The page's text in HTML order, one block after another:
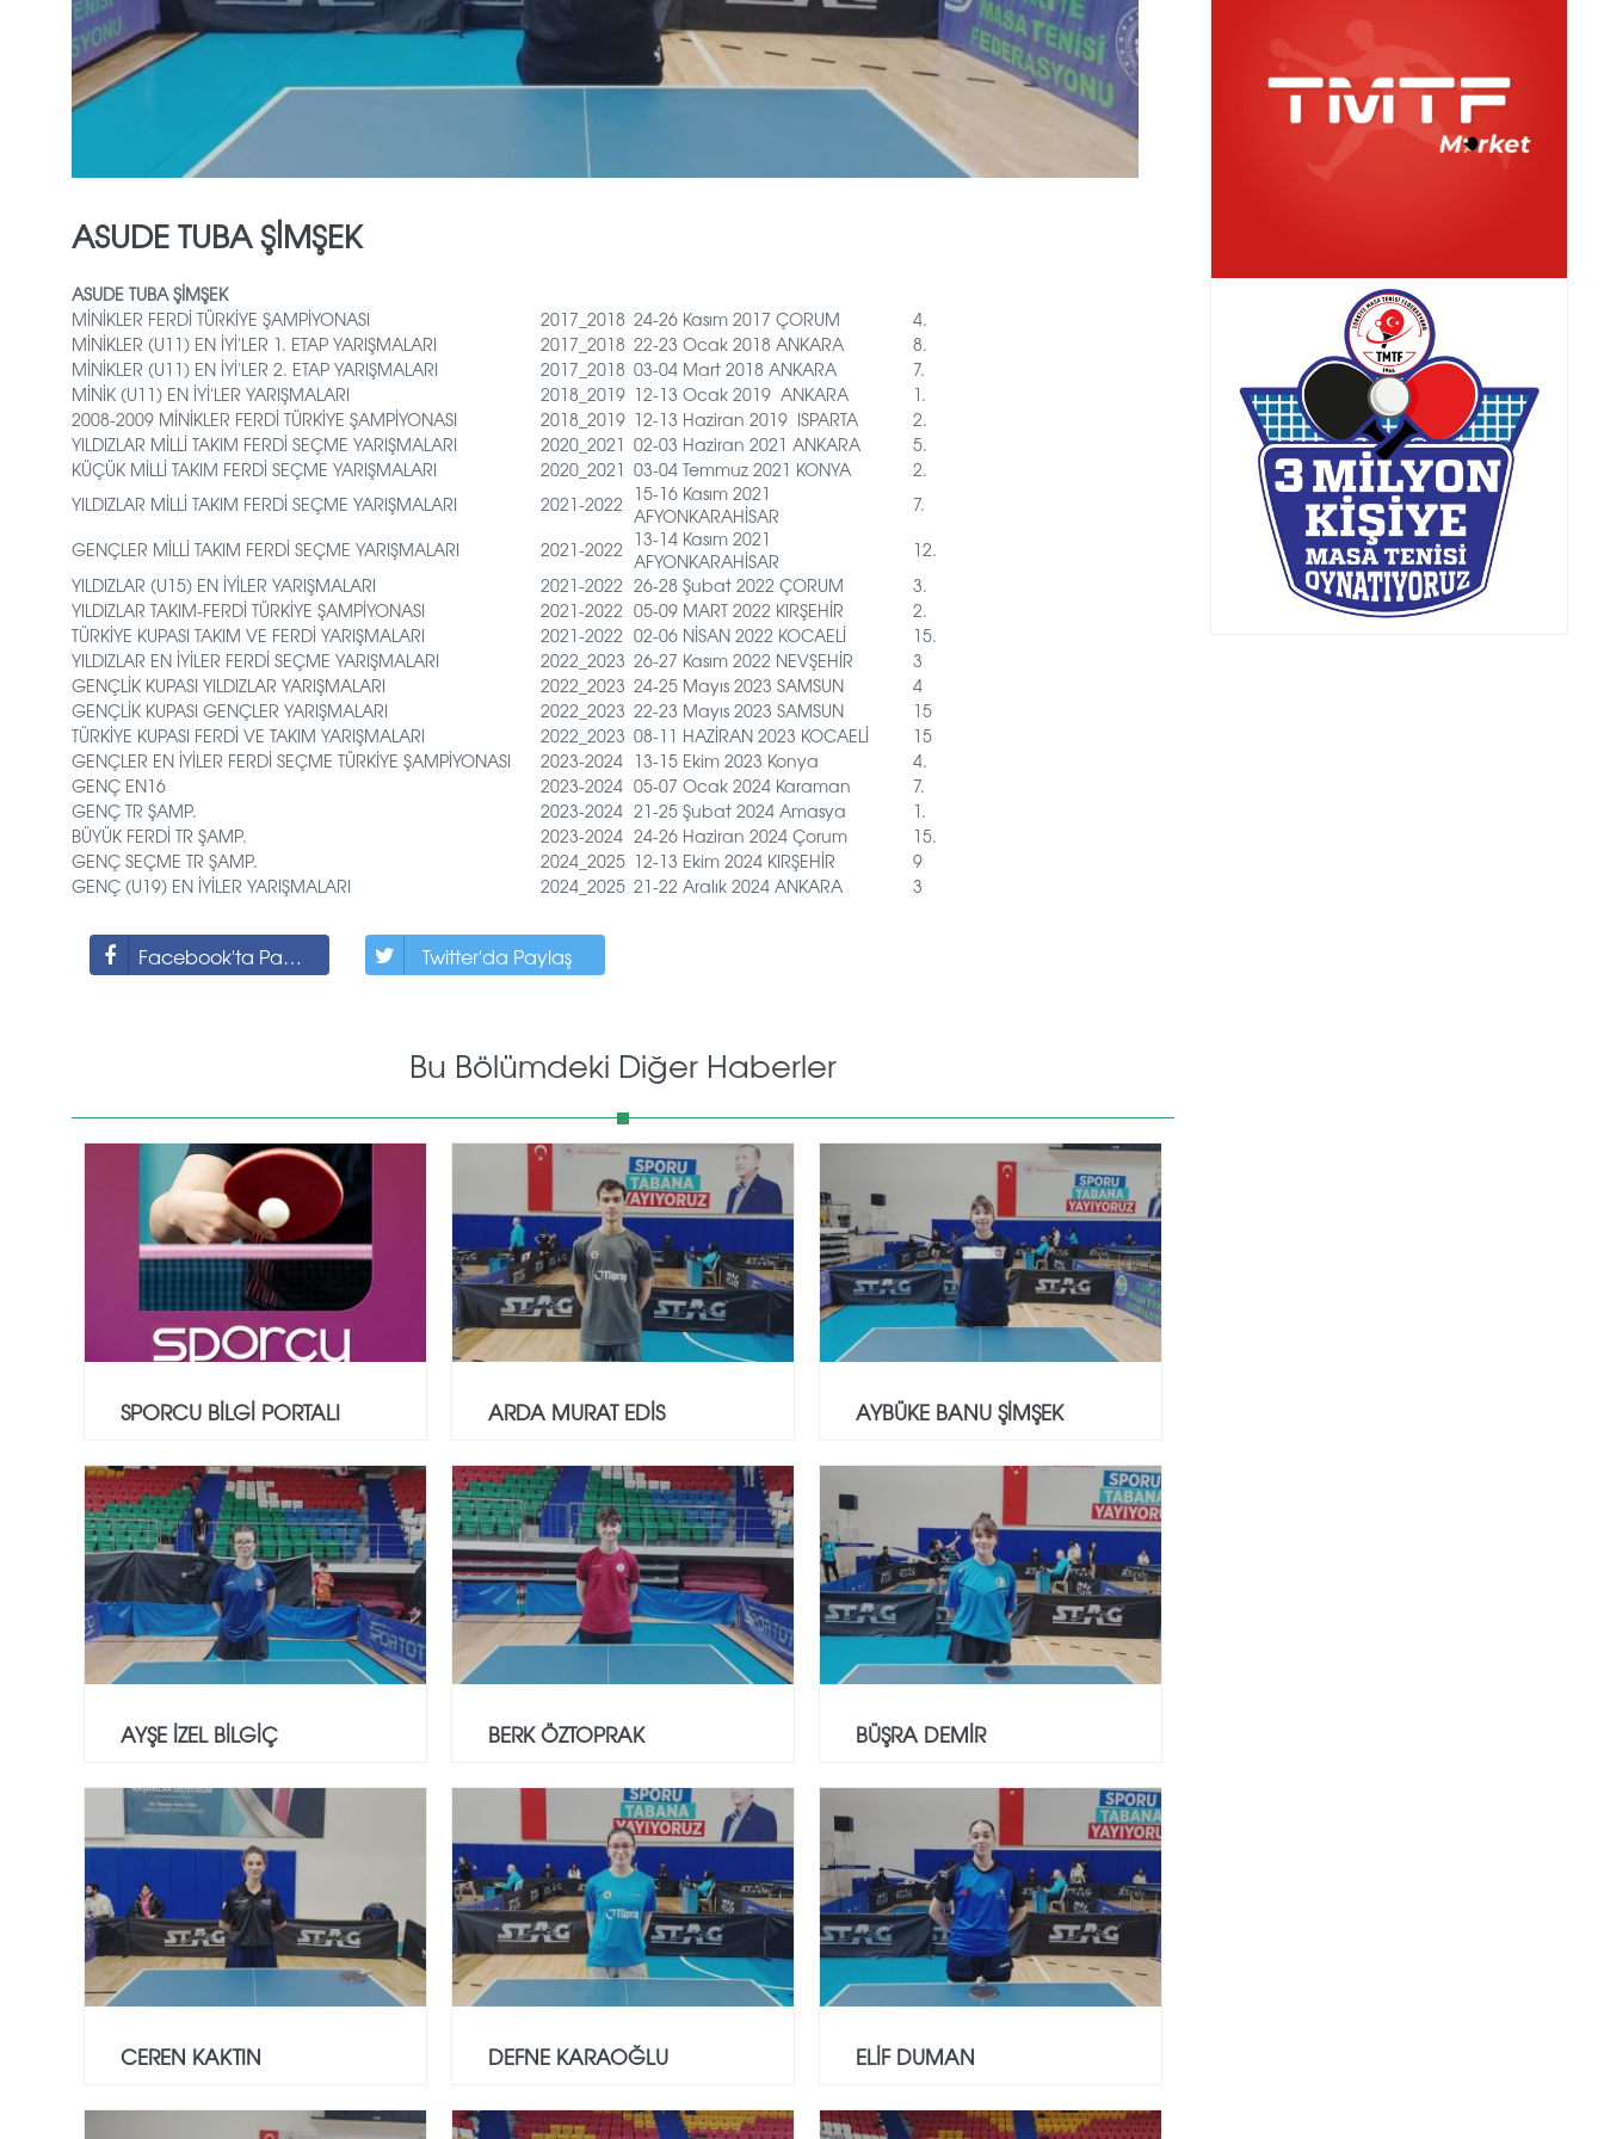
ASUDE TUBA ŞİMŞEK
ASUDE TUBA ŞİMŞEK
MİNİKLER FERDİ TÜRKİYE ŞAMPİYONASI
2017_2018 24-26 Kasım 2017 ÇORUM
4.
MİNİKLER (U11) EN İYİ'LER 1. ETAP YARIŞMALARI
2017_2018 22-23 Ocak 2018 ANKARA
8.
MİNİKLER (U11) EN İYİ'LER 2. ETAP YARIŞMALARI
2017_2018 03-04 Mart 2018 ANKARA
7.
MİNİK (U11) EN İYİ'LER YARIŞMALARI
2018_2019 12-13 Ocak 2019 ANKARA
1.
2008-2009 MİNİKLER FERDİ TÜRKİYE ŞAMPİYONASI
2018_2019 12-13 Haziran 2019 ISPARTA
2.
YILDIZLAR MİLLİ TAKIM FERDİ SEÇME YARIŞMALARI
2020_2021 02-03 Haziran 2021 ANKARA
5.
KÜÇÜK MİLLİ TAKIM FERDİ SEÇME YARIŞMALARI
2020_2021 03-04 Temmuz 2021 KONYA
2.
YILDIZLAR MİLLİ TAKIM FERDİ SEÇME YARIŞMALARI
2021-2022 15-16 Kasım 2021
AFYONKARAHİSAR
7.
GENÇLER MİLLİ TAKIM FERDİ SEÇME YARIŞMALARI
2021-2022 13-14 Kasım 2021
AFYONKARAHİSAR
12.
YILDIZLAR (U15) EN İYİLER YARIŞMALARI
2021-2022 26-28 Şubat 2022 ÇORUM
3.
YILDIZLAR TAKIM-FERDİ TÜRKİYE ŞAMPİYONASI
2021-2022 05-09 MART 2022 KIRŞEHİR
2.
TÜRKİYE KUPASI TAKIM VE FERDİ YARIŞMALARI
2021-2022 02-06 NİSAN 2022 KOCAELİ
15.
YILDIZLAR EN İYİLER FERDİ SEÇME YARIŞMALARI
2022_2023 26-27 Kasım 2022 NEVŞEHİR
3
GENÇLİK KUPASI YILDIZLAR YARIŞMALARI
2022_2023 24-25 Mayıs 2023 SAMSUN
4
GENÇLİK KUPASI GENÇLER YARIŞMALARI
2022_2023 22-23 Mayıs 2023 SAMSUN
15
TÜRKİYE KUPASI FERDİ VE TAKIM YARIŞMALARI
2022_2023 08-11 HAZİRAN 2023 KOCAELİ
15
GENÇLER EN İYİLER FERDİ SEÇME TÜRKİYE ŞAMPİYONASI
2023-2024 13-15 Ekim 2023 Konya
4.
GENÇ EN16
2023-2024 05-07 Ocak 2024 Karaman
7.
GENÇ TR ŞAMP.
2023-2024 21-25 Şubat 2024 Amasya
1.
BÜYÜK FERDİ TR ŞAMP.
2023-2024 24-26 Haziran 2024 Çorum
15.
GENÇ SEÇME TR ŞAMP.
2024_2025 12-13 Ekim 2024 KIRŞEHİR
9
GENÇ (U19) EN İYİLER YARIŞMALARI
2024_2025 21-22 Aralık 2024 ANKARA 3
Facebook'ta Paylaş Twitter'da Paylaş
Bu Bölümdeki Diğer Haberler
SPORCU BİLGİ PORTALI ARDA MURAT EDİS AYBÜKE BANU ŞİMŞEK
AYŞE İZEL BİLGİÇ BERK ÖZTOPRAK BÜŞRA DEMİR
CEREN KAKTIN DEFNE KARAOĞLU ELİF DUMAN